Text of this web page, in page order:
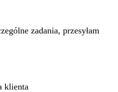
zadania, przesyłam
klienta